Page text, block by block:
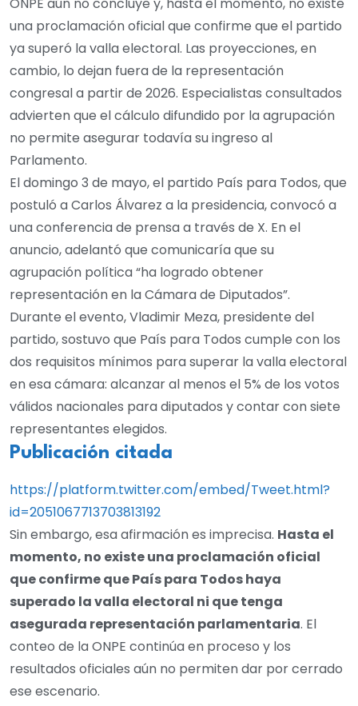
una proclamación oficial que confirme que el partido
ya superó la valla electoral. Las proyecciones, en
cambio, lo dejan fuera de la representación
congresal a partir de 2026. Especialistas consultados
advierten que el cálculo difundido por la agrupación
no permite asegurar todavía su ingreso al
Parlamento.
El domingo 3 de mayo, el partido País para Todos, que
postuló a Carlos Álvarez a la presidencia, convocó a
una conferencia de prensa a través de X. En el
anuncio, adelantó que comunicaría que su
agrupación política “ha logrado obtener
representación en la Cámara de Diputados”.
Durante el evento, Vladimir Meza, presidente del
partido, sostuvo que País para Todos cumple con los
dos requisitos mínimos para superar la valla electoral
en esa cámara: alcanzar al menos el 5% de los votos
válidos nacionales para diputados y contar con siete
representantes elegidos.
Publicación citada
https://platform.twitter.com/embed/Tweet.html?
id=2051067713703813192
Sin embargo, esa afirmación es imprecisa. Hasta el
momento, no existe una proclamación oficial
que confirme que País para Todos haya
superado la valla electoral ni que tenga
asegurada representación parlamentaria. El
conteo de la ONPE continúa en proceso y los
resultados oficiales aún no permiten dar por cerrado
ese escenario.